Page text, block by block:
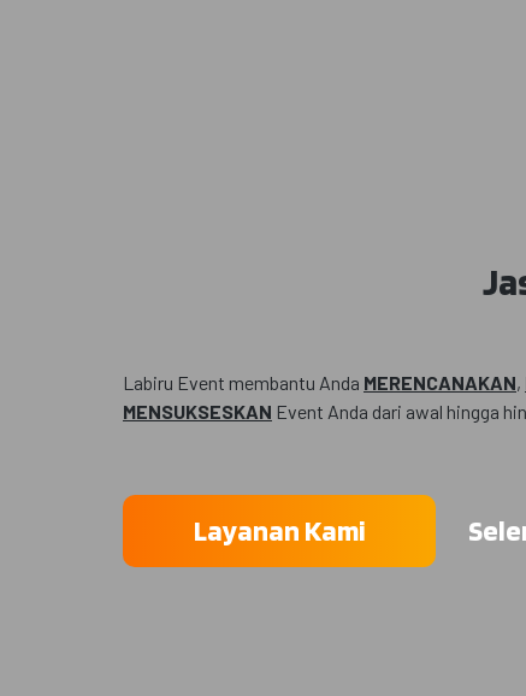
Labiru Event membantu Anda MERENCANAKAN,
MENSUKSESKAN Event Anda dari awal hingga
Layanan Kami